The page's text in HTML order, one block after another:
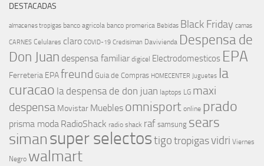
DESTACADAS
almacenes tropigas banco agricola banco promerica Bebidas Black Friday camas
CARNES Celulares claro COVID-19 Credisiman Davivienda Despensa de
Don Juan despensa familiar digicel Electrodomesticos EPA
Ferreteria EPAfreund Guia de Compras HOMECENTER Juguetes la
curacao la despensa de don juan laptops LG maxi
despensa Movistar Muebles omnisport online prado
prisma moda RadioShack radio shack raf samsung sears
simansuper selectostigotropigasvidri Viernes
Negro walmart